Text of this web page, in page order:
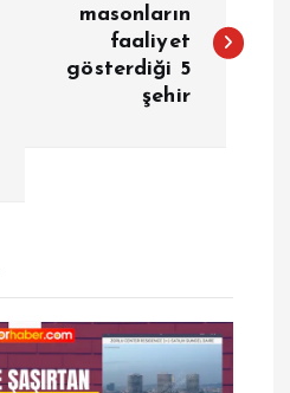
masonların
faaliyet
gösterdiği 5
şehir